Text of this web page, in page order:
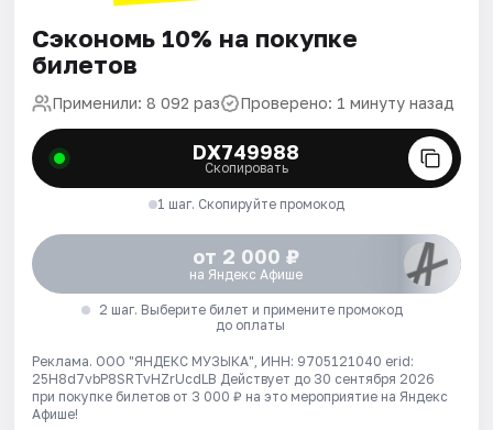
Сэкономь 10% на покупке
билетов
Применили: 8 092 раз Проверено: 1 минуту назад
DX749988
Скопировать
1 шаг. Скопируйте промокод
от 2 000 ₽
на Яндекс Афише
2 шаг. Выберите билет и примените промокод
до оплаты
Реклама. ООО "ЯНДЕКС МУЗЫКА", ИНН: 9705121040 erid:
25H8d7vbP8SRTvHZrUcdLB Действует до 30 сентября 2026
при покупке билетов от 3 000 ₽ на это мероприятие на Яндекс
Афише!